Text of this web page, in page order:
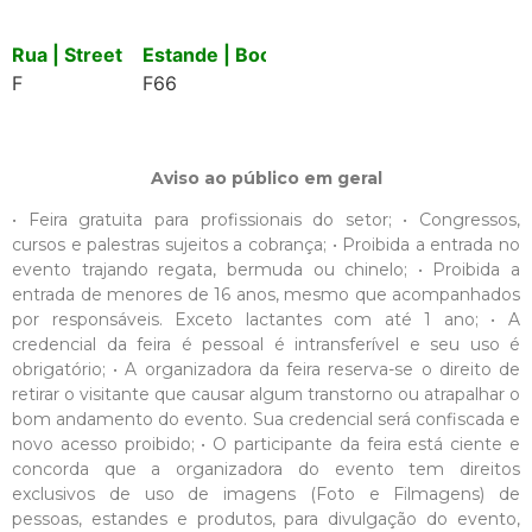
Rua | Street
F
Estande | Booth
F66
Aviso ao público em geral
• Feira gratuita para profissionais do setor; • Congressos,
cursos e palestras sujeitos a cobrança; • Proibida a entrada no
evento trajando regata, bermuda ou chinelo; • Proibida a
entrada de menores de 16 anos, mesmo que acompanhados
por responsáveis. Exceto lactantes com até 1 ano; • A
credencial da feira é pessoal é intransferível e seu uso é
obrigatório; • A organizadora da feira reserva-se o direito de
retirar o visitante que causar algum transtorno ou atrapalhar o
bom andamento do evento. Sua credencial será confiscada e
novo acesso proibido; • O participante da feira está ciente e
concorda que a organizadora do evento tem direitos
exclusivos de uso de imagens (Foto e Filmagens) de
pessoas, estandes e produtos, para divulgação do evento,